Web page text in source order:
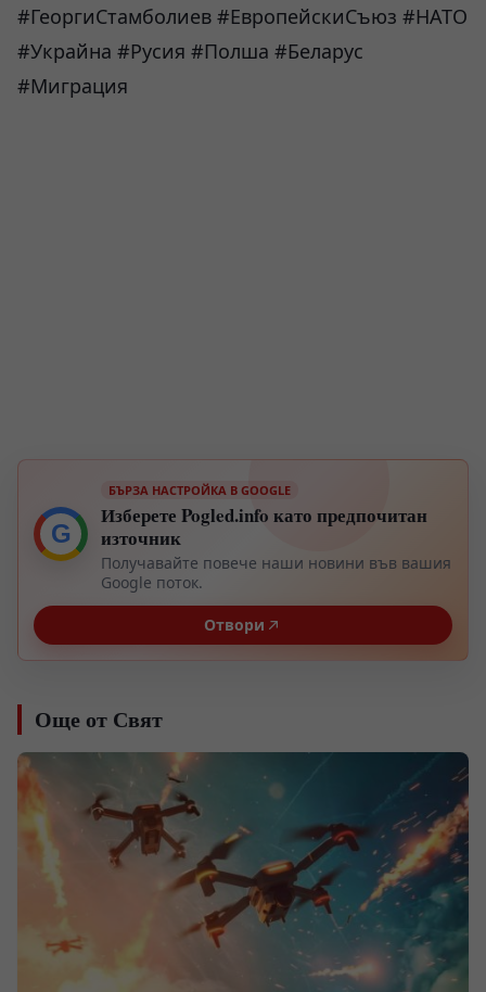
#ГеоргиСтамболиев #ЕвропейскиСъюз #НАТО
#Украйна #Русия #Полша #Беларус
#Миграция
G
БЪРЗА НАСТРОЙКА В GOOGLE
Изберете Pogled.info като предпочитан
източник
Получавайте повече наши новини във вашия
Google поток.
Отвори
Още от Свят